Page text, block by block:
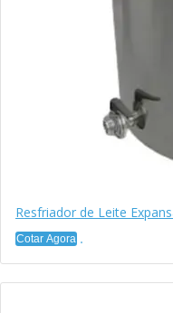
Resfriador de Leite
Cotar Agora